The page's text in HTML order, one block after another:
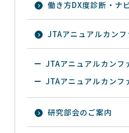
働き方DX度診断・ナ
JTAアニュアルカンフ
JTAアニュアルカンフ
JTAアニュアルカンフ
研究部会のご案内